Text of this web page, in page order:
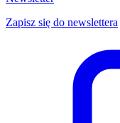
Zapisz się do newslettera